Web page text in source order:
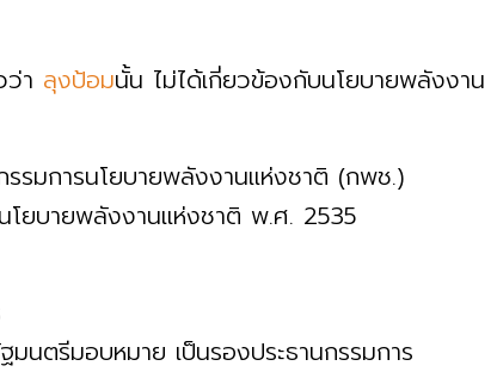
า ลุงป้อมนั้น ไม่ได้เกี่ยวข้องกับนโยบายพลังงาน
รมการนโยบายพลังงานแห่งชาติ (กพช.)
ยบายพลังงานแห่งชาติ พ.ศ. 2535
นตรีมอบหมาย เป็นรองประธานกรรมการ